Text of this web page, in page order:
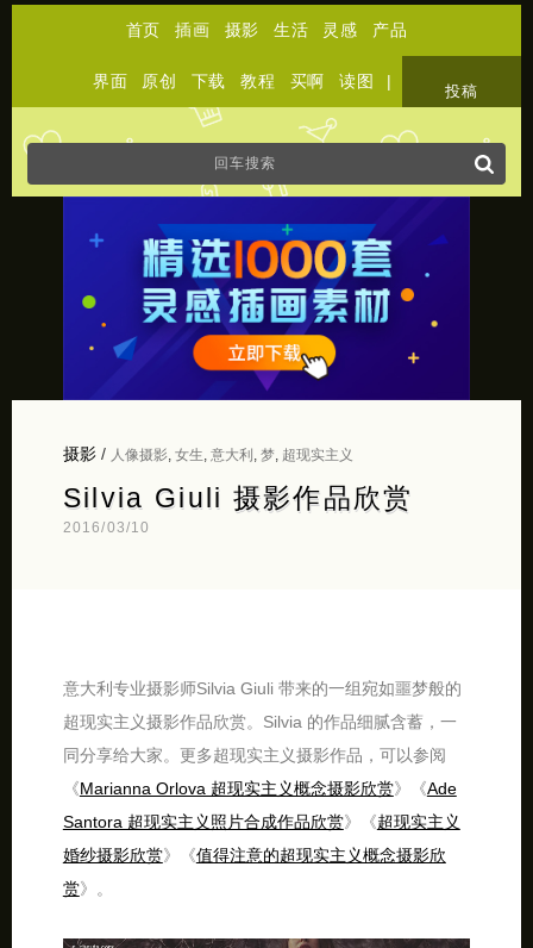
首页 插画 摄影 生活 灵感 产品
界面 原创 下载 教程 买啊 读图 |
投稿
摄影/ 人像摄影, 女生 意大利 梦, 超现实主义
Silvia Giuli 摄影作品欣赏
2016/03/10
意大利专业摄影师Silvia Giuli 带来的一组宛如噩梦般的
超现实主义摄影作品欣赏。Silvia 的作品细腻含蓄，一
同分享给大家。更多超现实主义摄影作品，可以参阅
《Marianna Orlova 超现实主义概念摄影欣赏》《Ade
Santora 超现实主义照片合成作品欣赏》《超现实主义
婚纱摄影欣赏》《值得注意的超现实主义概念摄影欣
赏》。